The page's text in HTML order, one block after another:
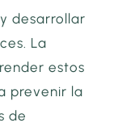
desarrollar
La
estos
prevenir la
de